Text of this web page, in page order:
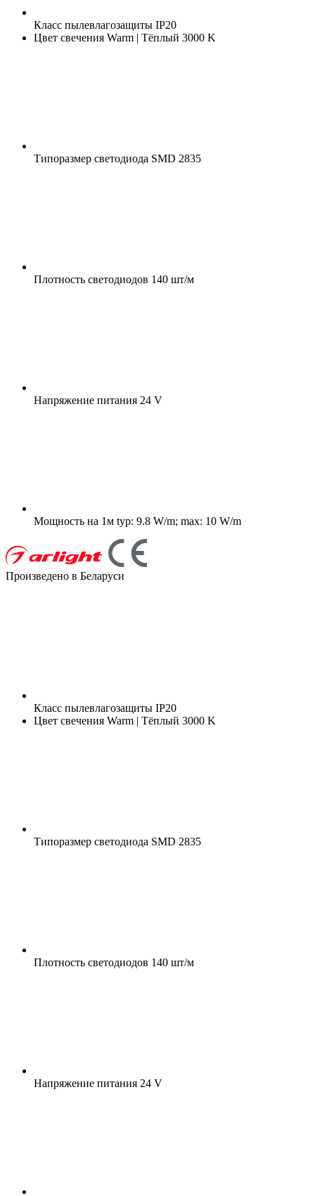
Класс пылевлагозащиты IP20
Цвет свечения Warm | Тёплый 3000 K
Типоразмер светодиода SMD 2835
Плотность светодиодов 140 шт/м
Напряжение питания 24 V
Мощность на 1м typ: 9.8 W/m; max: 10 W/m
Произведено в Беларуси
Класс пылевлагозащиты IP20
Цвет свечения Warm | Тёплый 3000 K
Типоразмер светодиода SMD 2835
Плотность светодиодов 140 шт/м
Напряжение питания 24 V